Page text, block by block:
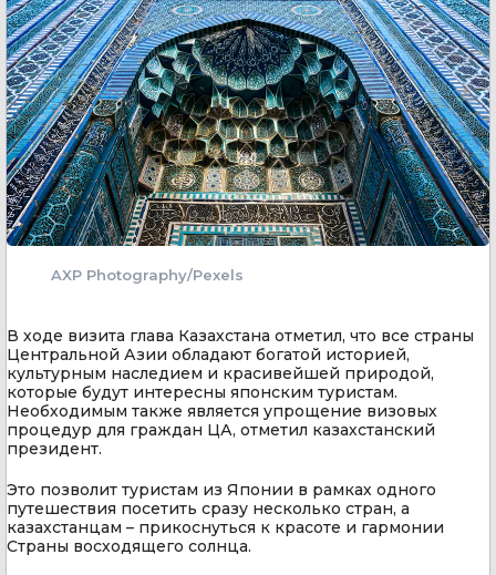
AXP Photography/Pexels
В ходе визита глава Казахстана отметил, что все страны
Центральной Азии обладают богатой историей,
культурным наследием и красивейшей природой,
которые будут интересны японским туристам.
Необходимым также является упрощение визовых
процедур для граждан ЦА, отметил казахстанский
президент.
Это позволит туристам из Японии в рамках одного
путешествия посетить сразу несколько стран, а
казахстанцам – прикоснуться к красоте и гармонии
Страны восходящего солнца.